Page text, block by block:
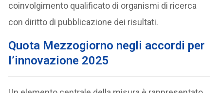
coinvolgimento qualificato di organismi di ricerca
con diritto di pubblicazione dei risultati.
Quota Mezzogiorno negli accordi per
l’innovazione 2025